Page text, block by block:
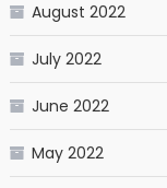
August 2022
July 2022
June 2022
May 2022